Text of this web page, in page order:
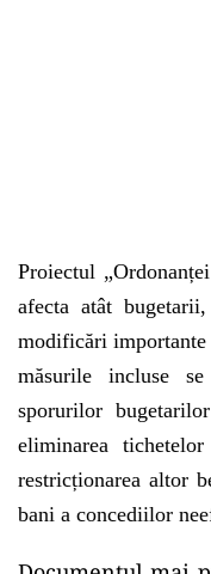
Proiectul
afecta atât
modificări
măsurile incluse
sporurilor
eliminarea
restricționarea altor
bani a concediilor